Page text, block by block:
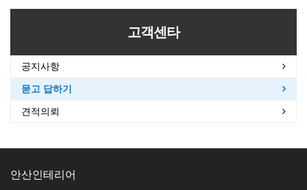
고객센타
공지사항
묻고 답하기
견적의뢰
안산인테리어